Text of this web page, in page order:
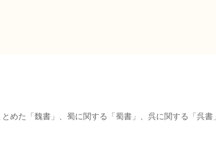
めた「魏書」、蜀に関する「蜀書」、呉に関する「呉書